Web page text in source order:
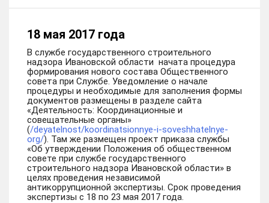
18 мая 2017 года
В службе государственного строительного
надзора Ивановской области начата процедура
формирования нового состава Общественного
совета при Службе. Уведомление о начале
процедуры и необходимые для заполнения формы
документов размещены в разделе сайта
«Деятельность: Координационные и
совещательные органы»
(/deyatelnost/koordinatsionnye-i-soveshhatelnye-
org/). Там же размещен проект приказа службы
«Об утверждении Положения об общественном
совете при службе государственного
строительного надзора Ивановской области» в
целях проведения независимой
антикоррупционной экспертизы. Срок проведения
экспертизы с 18 по 23 мая 2017 года.